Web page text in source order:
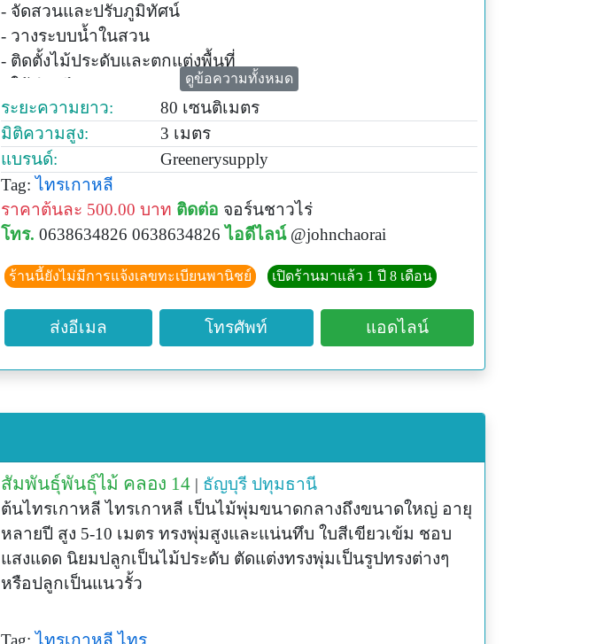
- จัดสวนและปรับภูมิทัศน์
- วางระบบน้ำในสวน
- ติดตั้งไม้ประดับและตกแต่งพื้นที่
- ให้คำปรึกษาและดูแลสวนหลังติดตั้ง
เปลี่ยนพื้นที่บ้านและธุรกิจของคุณให้มีชีวิตชีวา สวนที่ดีช่วยเสริม
ความสุข ความสงบ และเพิ่มมูลค่าให้กับพื้นที่ของคุณ!
ติดต่อเราวันนี้เพื่อรับคำปรึกษาฟรี!
**เบอร์โทรติดต่อ 0820131894 **
**ช่องทางการติดต่อผ่าน Line OA @aiidea**
**www.ideasgarden.com**
ดูข้อความทั้งหมด
ระยะความยาว:
80 เซนติเมตร
มิติความสูง:
3 เมตร
แบรนด์:
Greenerysupply
Tag:ไทรเกาหลี
ราคาต้นละ 500.00 บาท ติดต่อ จอร์นชาวไร่
โทร. 0638634826 0638634826 ไอดีไลน์ @johnchaorai
ร้านนี้ยังไม่มีการแจ้งเลขทะเบียนพานิชย์ เปิดร้านมาแล้ว 1 ปี 8 เดือน
ส่งอีเมล โทรศัพท์ แอดไลน์
สัมพันธุ์พันธุ์ไม้ คลอง 14 | ธัญบุรี ปทุมธานี
ต้นไทรเกาหลี ไทรเกาหลี เป็นไม้พุ่มขนาดกลางถึงขนาดใหญ่ อายุ
หลายปี สูง 5-10 เมตร ทรงพุ่มสูงและแน่นทึบ ใบสีเขียวเข้ม ชอบ
แสงแดด นิยมปลูกเป็นไม้ประดับ ตัดแต่งทรงพุ่มเป็นรูปทรงต่างๆ
หรือปลูกเป็นแนวรั้ว
Tag: ไทรเกาหลี ไทร